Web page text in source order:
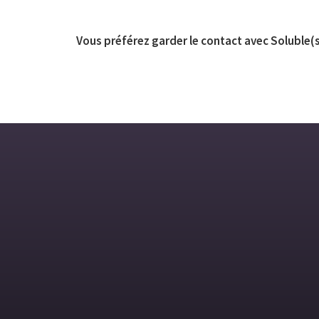
Vous préférez garder le contact avec